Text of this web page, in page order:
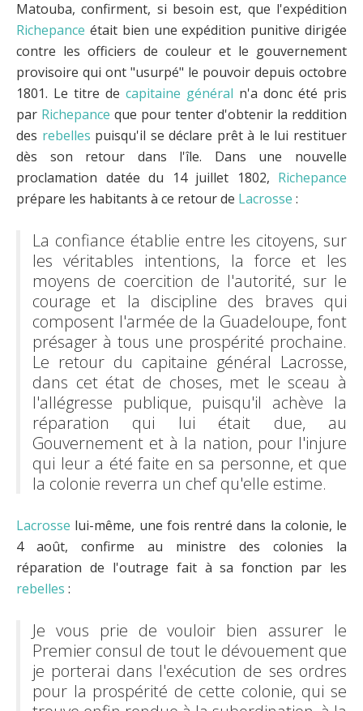
Matouba, confirment, si besoin est, que l'expédition
Richepance était bien une expédition punitive dirigée
contre les officiers de couleur et le gouvernement
provisoire qui ont "usurpé" le pouvoir depuis octobre
1801. Le titre de capitaine général n'a donc été pris
par Richepance que pour tenter d'obtenir la reddition
des rebelles puisqu'il se déclare prêt à le lui restituer
dès son retour dans l'île. Dans une nouvelle
proclamation datée du 14 juillet 1802, Richepance
prépare les habitants à ce retour de Lacrosse :
La confiance établie entre les citoyens, sur
les véritables intentions, la force et les
moyens de coercition de l'autorité, sur le
courage et la discipline des braves qui
composent l'armée de la Guadeloupe, font
présager à tous une prospérité prochaine.
Le retour du capitaine général Lacrosse,
dans cet état de choses, met le sceau à
l'allégresse publique, puisqu'il achève la
réparation qui lui était due, au
Gouvernement et à la nation, pour l'injure
qui leur a été faite en sa personne, et que
la colonie reverra un chef qu'elle estime.
Lacrosse lui-même, une fois rentré dans la colonie, le
4 août, confirme au ministre des colonies la
réparation de l'outrage fait à sa fonction par les
rebelles :
Je vous prie de vouloir bien assurer le
Premier consul de tout le dévouement que
je porterai dans l'exécution de ses ordres
pour la prospérité de cette colonie, qui se